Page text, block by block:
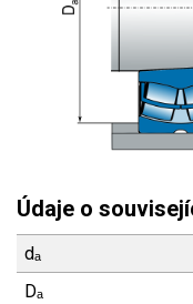
Údaje o
dₐ
Dₐ